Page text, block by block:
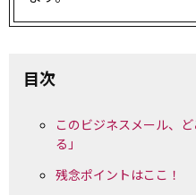
目次
このビジネスメール、
る」
残念ポイントはここ！